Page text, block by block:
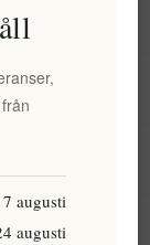
7 augusti
augusti